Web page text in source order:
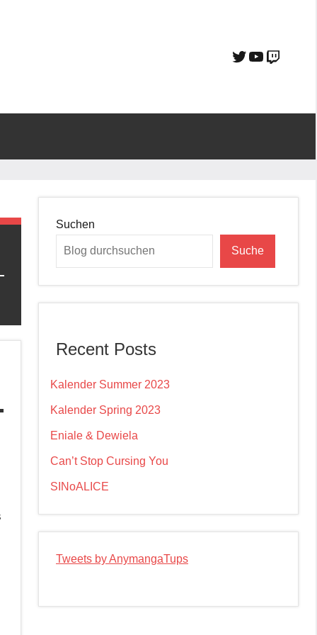
Suchen
Suche
Recent Posts
Kalender Summer 2023
Kalender Spring 2023
Eniale & Dewiela
Can’t Stop Cursing You
SINoALICE
Tweets by AnymangaTups